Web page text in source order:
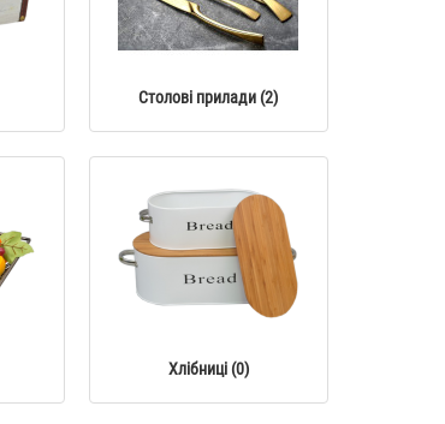
Столові прилади (2)
Хлібниці (0)